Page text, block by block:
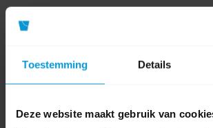
Toestemming Details
Deze website maakt gebruik van
60 cm